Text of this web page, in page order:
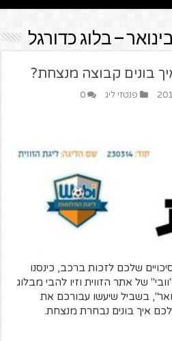
– בלוג כדורגל
בונים קבוצה מנצחת?
פנטזי ליג 0
שלכם לזכות ברכב, כינסנו
של אתר הזווית וזיו להבי מבלוג
בשביל שיעשו עבורכם את
איך בונים נבחרת מנצחת.